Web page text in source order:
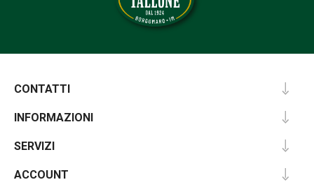
CONTATTI
INFORMAZIONI
SERVIZI
ACCOUNT